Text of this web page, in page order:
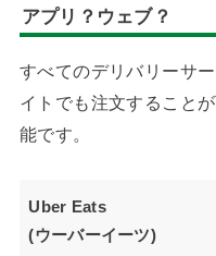
アプリ？ウェブ？
すべてのデリバリーサ
イトでも注文すること
能です。
Uber Eats
(ウーバーイーツ)